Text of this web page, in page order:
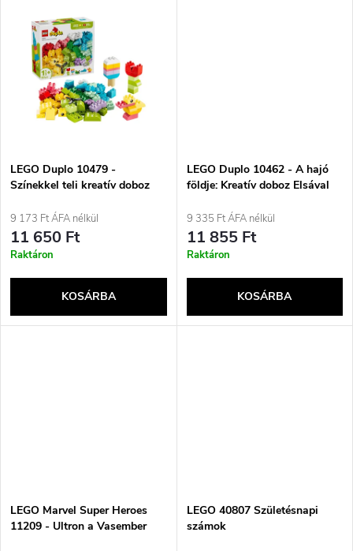
é
s
e
j
a
LEGO Duplo 10479 -
Színekkel teli kreatív doboz
9 173 Ft ÁFA nélkül
11 650 Ft
Raktáron
KOSÁRBA
LEGO Duplo 10462 - A hajó
földje: Kreatív doboz Elsával
9 335 Ft ÁFA nélkül
11 855 Ft
Raktáron
KOSÁRBA
LEGO Marvel Super Heroes
11209 - Ultron a Vasember
LEGO 40807 Születésnapi
számok